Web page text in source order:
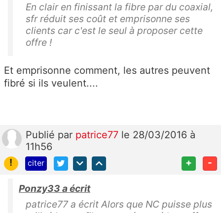
En clair en finissant la fibre par du coaxial,
sfr réduit ses coût et emprisonne ses
clients car c'est le seul à proposer cette
offre !
Et emprisonne comment, les autres peuvent
fibré si ils veulent....
Publié par patrice77 le 28/03/2016 à
11h56
!
citer + -
Ponzy33 a écrit
patrice77 a écrit Alors que NC puisse plus